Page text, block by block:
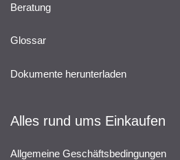
Beratung
Glossar
Dokumente herunterladen
Alles rund ums Einkaufen
Allgemeine Geschäftsbedingungen